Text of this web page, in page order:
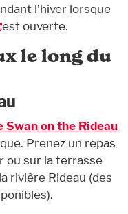
l’hiver lorsque
est ouverte.
le long du
Swan on the Rideau
Prenez un repas
ou sur la terrasse
rivière Rideau (des